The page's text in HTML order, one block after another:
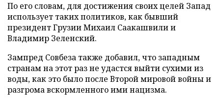
По его словам, для достижения своих целей Запад
использует таких политиков, как бывший
президент Грузии Михаил Саакашвили и
Владимир Зеленский.
Зампред Совбеза также добавил, что западным
странам на этот раз не удастся выйти сухими из
воды, как это было после Второй мировой войны и
разгрома вскормленного ими нацизма.